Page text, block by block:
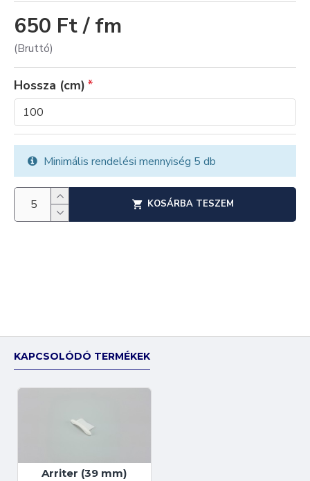
650 Ft / fm
(Bruttó)
Hossza (cm)
KOSÁRBA TESZEM
Minimális rendelési mennyiség 5 db
KAPCSOLÓDÓ TERMÉKEK
Arriter (39 mm)